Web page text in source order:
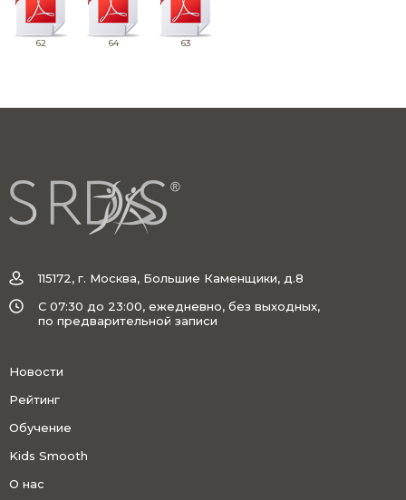
62 64 63
115172, г. Москва, Большие Каменщики, д.8
C 07:30 до 23:00, ежедневно, без выходных,
по предварительной записи
Новости
Рейтинг
Обучение
Kids Smooth
О нас